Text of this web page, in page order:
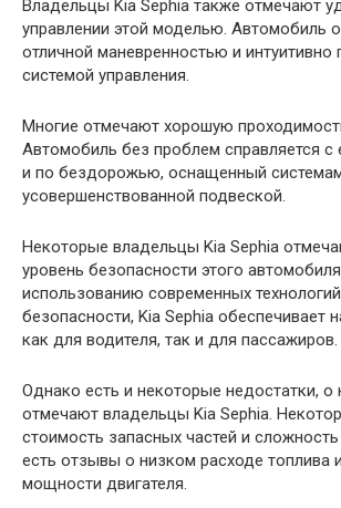
Владельцы Kia Sephia также отмечают
управлении этой моделью. Автомобиль
отличной маневренностью и интуитивно
системой управления.
Многие отмечают хорошую
Автомобиль без проблем справляется с
и по бездорожью, оснащенный
усовершенствованной подвеской.
Некоторые владельцы Kia Sephia
уровень безопасности этого
использованию современных
безопасности, Kia Sephia обеспечивает
как для водителя, так и для пассажиров.
Однако есть и некоторые недостатки, о
отмечают владельцы Kia Sephia.
стоимость запасных частей и
есть отзывы о низком расходе топлива
мощности двигателя.